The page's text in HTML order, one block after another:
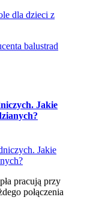
dla dzieci z
balustrad
Jakie
pracują przy
połączenia